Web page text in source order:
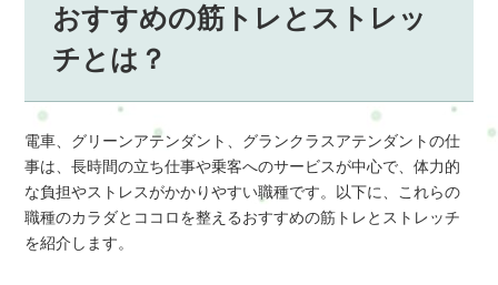
おすすめの筋トレとストレッ
チとは？
電車、グリーンアテンダント、グランクラスアテンダントの仕
事は、長時間の立ち仕事や乗客へのサービスが中心で、体力的
な負担やストレスがかかりやすい職種です。以下に、これらの
職種のカラダとココロを整えるおすすめの筋トレとストレッチ
を紹介します。